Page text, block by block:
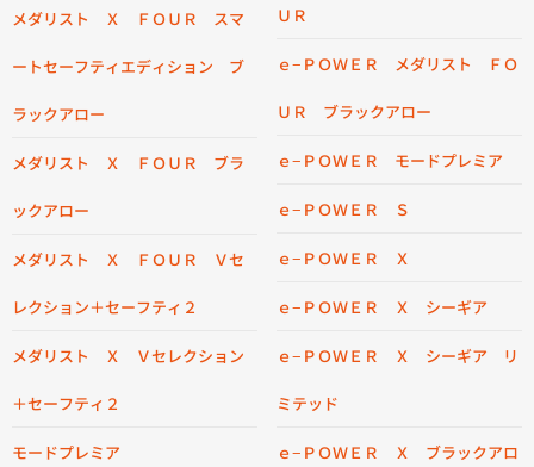
メダリスト Ｘ ＦＯＵＲ スマ
ートセーフティエディション ブ
ラックアロー
メダリスト Ｘ ＦＯＵＲ ブラ
ックアロー
メダリスト Ｘ ＦＯＵＲ Ｖセ
レクション＋セーフティ２
メダリスト Ｘ Ｖセレクション
＋セーフティ２
モードプレミア
ＵＲ
ｅ−ＰＯＷＥＲ メダリスト ＦＯ
ＵＲ ブラックアロー
ｅ−ＰＯＷＥＲ モードプレミア
ｅ−ＰＯＷＥＲ Ｓ
ｅ−ＰＯＷＥＲ Ｘ
ｅ−ＰＯＷＥＲ Ｘ シーギア
ｅ−ＰＯＷＥＲ Ｘ シーギア リ
ミテッド
ｅ−ＰＯＷＥＲ Ｘ ブラックアロ